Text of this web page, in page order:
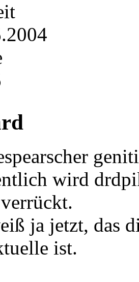
wird
ja jetzt, das
ist.